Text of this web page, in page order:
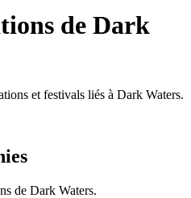
de Dark
et festivals liés à Dark Waters.
de Dark Waters.